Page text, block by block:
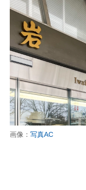
画像： 写真AC